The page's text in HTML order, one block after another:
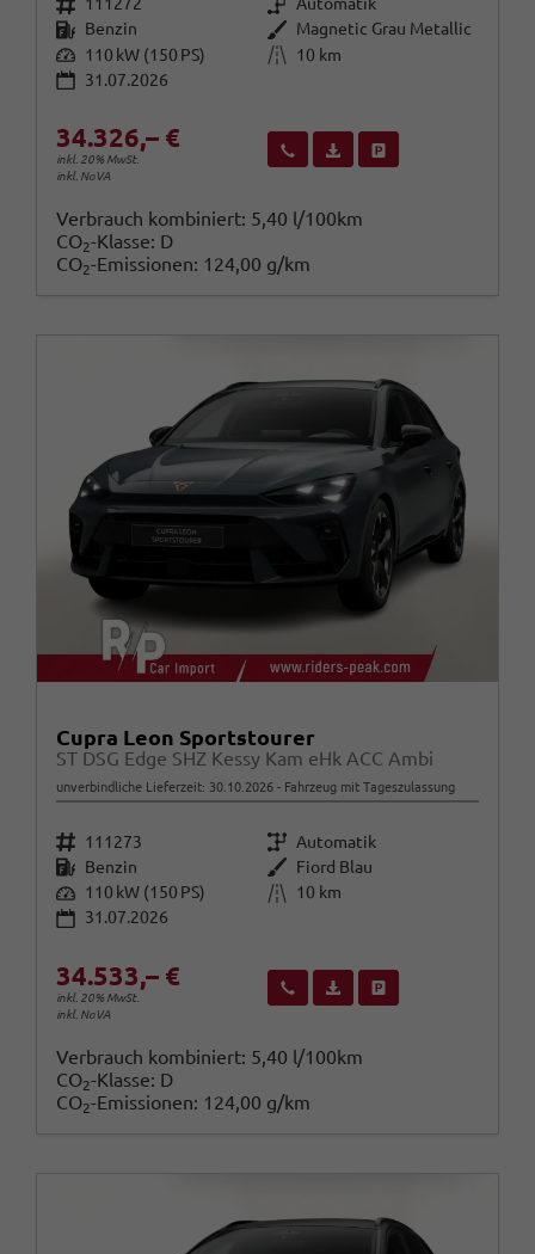
Kraftstoff Benzin Außenfarbe Magnetic Grau Metallic
Leistung 110 kW (150 PS) Kilometerstand
10 km
31.07.2026
34.326,– €
inkl. 20% MwSt.
inkl. NoVA
Wir rufen Sie anFahrzeugexposé (PDF)
Verbrauch kombiniert: 5,40 l/100km
CO2-Klasse: D
CO2-Emissionen: 124,00 g/km
Cupra Leon Sportstourer
ST DSG Edge SHZ Kessy Kam eHk ACC Ambi
unverbindliche Lieferzeit: 30.10.2026 Fahrzeug mit Tageszulassung
Fahrzeugnr. 111273 Getriebe Automatik
Kraftstoff Benzin Außenfarbe
Fiord Blau
Leistung 110 kW (150 PS) Kilometerstand
10 km
31.07.2026
34.533,– €
inkl. 20% MwSt.
inkl. NoVA
Wir rufen Sie anFahrzeugexposé (PDF)
Verbrauch kombiniert: 5,40 l/100km
CO2-Klasse: D
CO2-Emissionen: 124,00 g/km